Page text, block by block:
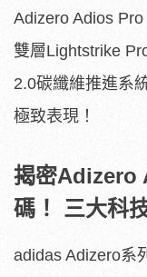
Adizero Adios
雙層Lightstrike
2.0碳纖維推進系
極致表現！
揭密Adizero
碼！ 三大科
adidas Adizero系